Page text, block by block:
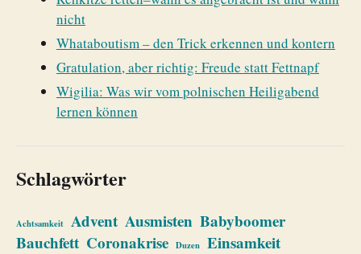
nicht
Whataboutism – den Trick erkennen und kontern
Gratulation, aber richtig: Freude statt Fettnapf
Wigilia: Was wir vom polnischen Heiligabend
lernen können
Schlagwörter
Achtsamkeit Advent Ausmisten Babyboomer
Bauchfett Coronakrise Duzen Einsamkeit